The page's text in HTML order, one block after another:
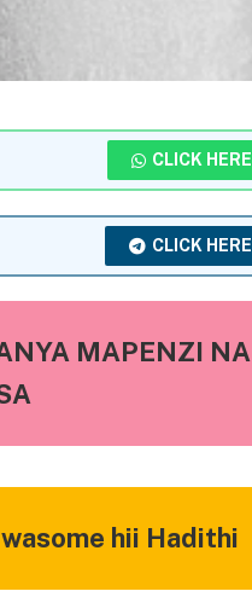
CLICK HERE
CLICK HERE
MAPENZI NA
hii Hadithi